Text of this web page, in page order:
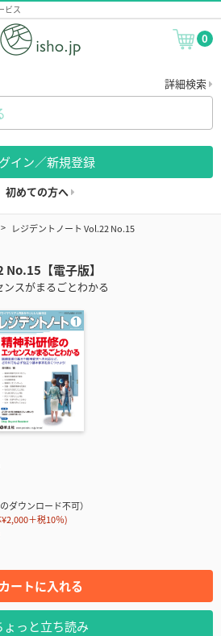
ビス
0
詳細検索
イン／新規登録
初めての方へ
レジデントノート Vol.22 No.15
【電子版】
ンスがまるごとわかる
ダウンロード不可）
＋税10％)
カートに入れる
ょっと立ち読み